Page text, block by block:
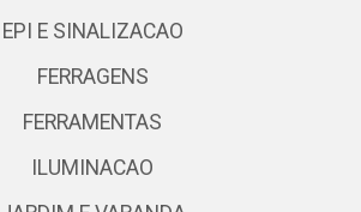
EPI E SINALIZACAO
FERRAGENS
FERRAMENTAS
ILUMINACAO